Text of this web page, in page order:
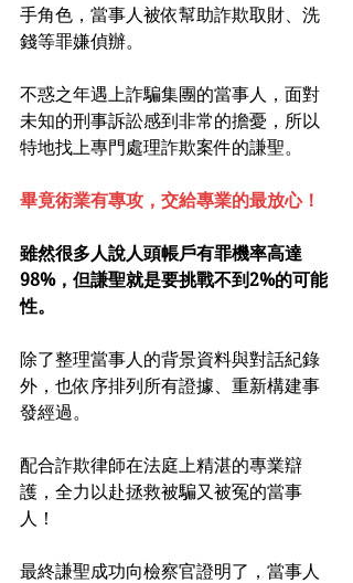
手角色，當事人被依幫助詐欺取財、洗
錢等罪嫌偵辦。
不惑之年遇上詐騙集團的當事人，面對
未知的刑事訴訟感到非常的擔憂，所以
特地找上專門處理詐欺案件的謙聖。
畢竟術業有專攻，交給專業的最放心！
雖然很多人說人頭帳戶有罪機率高達
98%，但謙聖就是要挑戰不到2%的可能
性。
除了整理當事人的背景資料與對話紀錄
外，也依序排列所有證據、重新構建事
發經過。
配合詐欺律師在法庭上精湛的專業辯
護，全力以赴拯救被騙又被冤的當事
人！
最終謙聖成功向檢察官證明了，當事人